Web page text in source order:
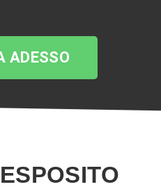
ADESSO